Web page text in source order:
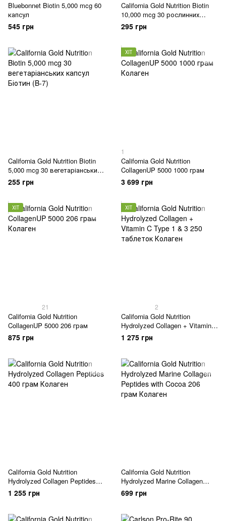
Bluebonnet Biotin 5,000 mcg 60
капсул
545 грн
California Gold Nutrition Biotin
10,000 mcg 30 рослинних
капсул
295 грн
California Gold Nutrition Biotin
5,000 mcg 30 вегетаріанських
капсул
255 грн
ХІТ
1
California Gold Nutrition
CollagenUP 5000 1000 грам
3 699 грн
ХІТ
21
California Gold Nutrition
CollagenUP 5000 206 грам
875 грн
ХІТ
2
California Gold Nutrition
Hydrolyzed Collagen + Vitamin C
Type 1 & 3 250 таблеток
1 275 грн
California Gold Nutrition
Hydrolyzed Collagen Peptides
400 грам
1 255 грн
California Gold Nutrition
Hydrolyzed Marine Collagen
Peptides with Cocoa 206 грам
699 грн